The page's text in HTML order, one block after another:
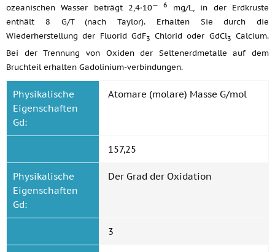
ozeanischen Wasser beträgt 2,4·10— 6
mg/L, in der Erdkruste
enthält 8 G/T (nach Taylor). Erhalten Sie durch die
Wiederherstellung der Fluorid GdF3 Chlorid oder GdCl3 Calcium.
Bei der Trennung von Oxiden der Seltenerdmetalle auf dem
Bruchteil erhalten Gadolinium-verbindungen.
Physikalische
Eigenschaften
Gd:
Atomare (molare) Masse G/mol
157,25
Physikalische
Eigenschaften
Gd:
Der Grad der Oxidation
3